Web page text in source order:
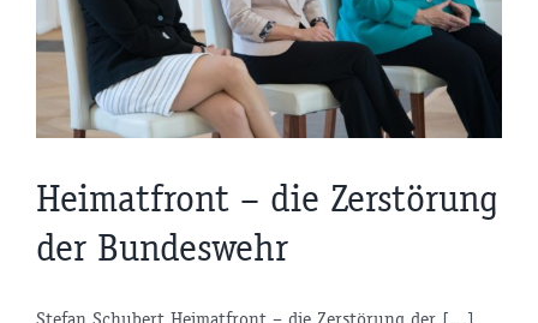
Heimatfront – die Zerstörung
der Bundeswehr